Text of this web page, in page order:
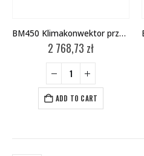
BM450 Klimakonwektor przypodłogowy
2 768,73 zł
ADD TO CART